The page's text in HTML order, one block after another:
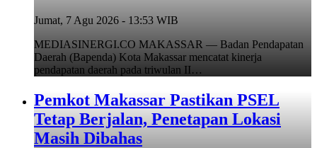
Jumat, 7 Agu 2026 - 13:53 WIB
MEDIASINERGI.CO MAKASSAR — Badan Pendapatan
Daerah (Bapenda) Kota Makassar mencatat kinerja
pendapatan daerah pada triwulan II…
Pemkot Makassar Pastikan PSEL
Tetap Berjalan, Penetapan Lokasi
Masih Dibahas